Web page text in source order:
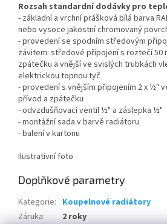
Rozsah standardní dodávky pro
- základní a vrchní prášková bílá barva
nebo vysoce jakostní chromovaný
- provedení se spodním středovým
závitem: středové připojení s roztečí 50
zpátečku a vnější ve svislých trubkách
elektrickou topnou tyč
- provedení s vnějším připojením 2 x ½"
přívod a zpátečku
- odvzdušňovací ventil ½" a záslepka ½"
- montážní sada v barvě radiátoru
- balení v kartonu
Ilustrativní foto
Doplňkové parametry
Kategorie: Koupelnové radiátory
Záruka: 2 roky